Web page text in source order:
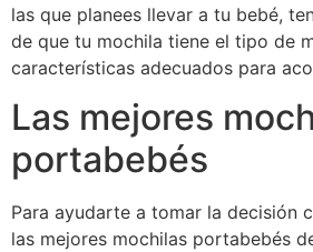
las que planees llevar a tu bebé,
de que tu mochila tiene el tipo de
características adecuados para
Las mejores
portabebés
Para ayudarte a tomar la decisión
las mejores mochilas portabebés